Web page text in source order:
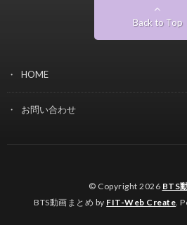
Back to Top
HOME
お問い合わせ
© Copyright 2026 BTS
BTS動画まとめ by FIT-Web Create.